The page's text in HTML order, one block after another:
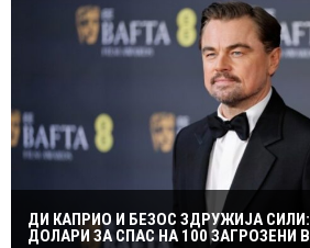
ДИ КАПРИО И БЕЗОС ЗДРУЖИЈА
ДОЛАРИ ЗА СПАС НА 100 ЗАГРОЗЕНИ